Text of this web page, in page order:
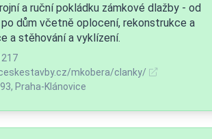
a ruční pokládku zámkové dlažby - od
dům včetně oplocení, rekonstrukce a
a stěhování a vyklízení.
mkobera/clanky/
Praha-Klánovice